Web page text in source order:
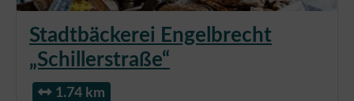
Stadtbäckerei Engelbrecht
„Schillerstraße“
1.74 km